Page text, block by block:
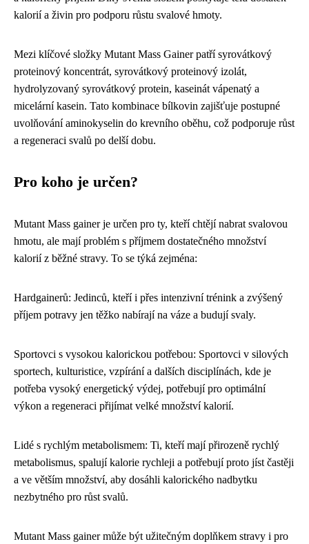
kalorií a živin pro podporu růstu svalové hmoty.
Mezi klíčové složky Mutant Mass Gainer patří syrovátkový
proteinový koncentrát, syrovátkový proteinový izolát,
hydrolyzovaný syrovátkový protein, kaseinát vápenatý a
micelární kasein. Tato kombinace bílkovin zajišťuje postupné
uvolňování aminokyselin do krevního oběhu, což podporuje růst
a regeneraci svalů po delší dobu.
Pro koho je určen?
Mutant Mass gainer je určen pro ty, kteří chtějí nabrat svalovou
hmotu, ale mají problém s příjmem dostatečného množství
kalorií z běžné stravy. To se týká zejména:
Hardgainerů: Jedinců, kteří i přes intenzivní trénink a zvýšený
příjem potravy jen těžko nabírají na váze a budují svaly.
Sportovci s vysokou kalorickou potřebou: Sportovci v silových
sportech, kulturistice, vzpírání a dalších disciplínách, kde je
potřeba vysoký energetický výdej, potřebují pro optimální
výkon a regeneraci přijímat velké množství kalorií.
Lidé s rychlým metabolismem: Ti, kteří mají přirozeně rychlý
metabolismus, spalují kalorie rychleji a potřebují proto jíst častěji
a ve větším množství, aby dosáhli kalorického nadbytku
nezbytného pro růst svalů.
Mutant Mass gainer může být užitečným doplňkem stravy i pro